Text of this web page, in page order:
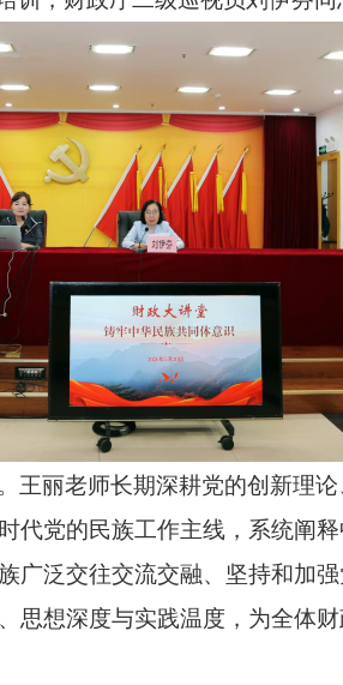
丽老师长期深耕党的创新理论
代党的民族工作主线，系统阐
泛交往交流交融、坚持和加
想深度与实践温度，为全体